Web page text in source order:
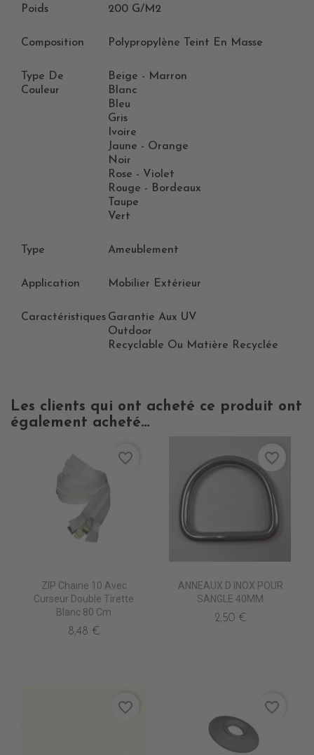
Poids 200 G/m2
Composition Polypropylène Teint En Masse
Type De
Couleur
Beige - Marron
Blanc
Bleu
Gris
Ivoire
Jaune - Orange
Noir
Rose - Violet
Rouge - Bordeaux
Taupe
Vert
Type Ameublement
Application Mobilier Extérieur
Caractéristiques Garantie Aux UV
Outdoor
Recyclable Ou Matière Recyclée
Les clients qui ont acheté ce produit ont
également acheté...
ZIP Chaine 10 Avec
Curseur Double Tirette
Blanc 80 Cm
8,48 €
favorite_border
ANNEAUX D INOX POUR
SANGLE 40MM
2,50 €
favorite_border
favorite_border favorite_border